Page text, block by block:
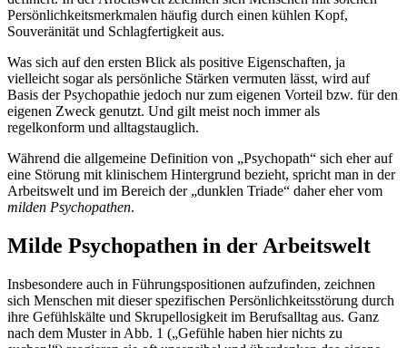
Persönlichkeitsmerkmalen häufig durch einen kühlen Kopf,
Souveränität und Schlagfertigkeit aus.
Was sich auf den ersten Blick als positive Eigenschaften, ja
vielleicht sogar als persönliche Stärken vermuten lässt, wird auf
Basis der Psychopathie jedoch nur zum eigenen Vorteil bzw. für den
eigenen Zweck genutzt. Und gilt meist noch immer als
regelkonform und alltagstauglich.
Während die allgemeine Definition von „Psychopath“ sich eher auf
eine Störung mit klinischem Hintergrund bezieht, spricht man in der
Arbeitswelt und im Bereich der „dunklen Triade“ daher eher vom
milden Psychopathen.
Milde Psychopathen in der Arbeitswelt
Insbesondere auch in Führungspositionen aufzufinden, zeichnen
sich Menschen mit dieser spezifischen Persönlichkeitsstörung durch
ihre Gefühlskälte und Skrupellosigkeit im Berufsalltag aus. Ganz
nach dem Muster in Abb. 1 („Gefühle haben hier nichts zu